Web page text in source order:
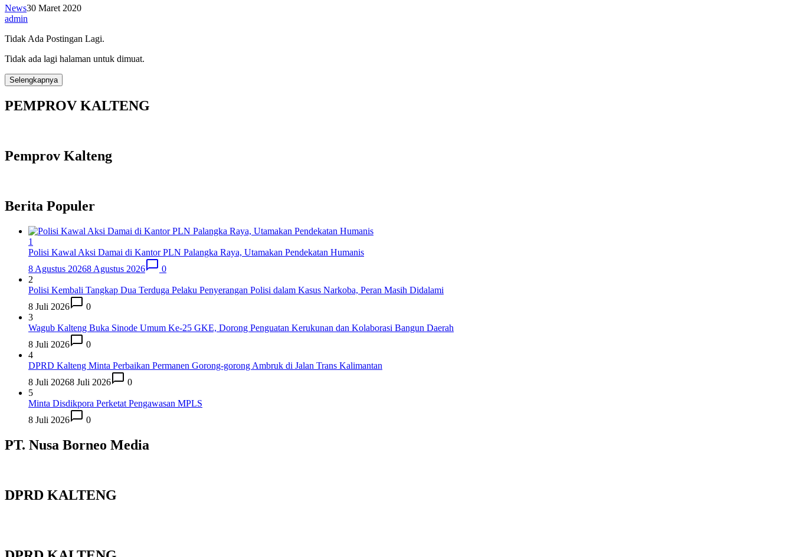
News30 Maret 2020
admin
Tidak Ada Postingan Lagi.
Tidak ada lagi halaman untuk dimuat.
Selengkapnya
PEMPROV KALTENG
Pemprov Kalteng
Berita Populer
1
Polisi Kawal Aksi Damai di Kantor PLN Palangka Raya, Utamakan Pendekatan Humanis
8 Agustus 20268 Agustus 2026
0
2
Polisi Kembali Tangkap Dua Terduga Pelaku Penyerangan Polisi dalam Kasus Narkoba, Peran Masih Didalami
8 Juli 2026
0
3
Wagub Kalteng Buka Sinode Umum Ke-25 GKE, Dorong Penguatan Kerukunan dan Kolaborasi Bangun Daerah
8 Juli 2026
0
4
DPRD Kalteng Minta Perbaikan Permanen Gorong-gorong Ambruk di Jalan Trans Kalimantan
8 Juli 20268 Juli 2026
0
5
Minta Disdikpora Perketat Pengawasan MPLS
8 Juli 2026
0
PT. Nusa Borneo Media
DPRD KALTENG